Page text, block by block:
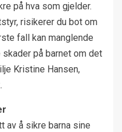
på hva som gjelder.
risikerer du bot om
fall kan manglende
på barnet om det
Kristine Hansen,
av å sikre barna sine